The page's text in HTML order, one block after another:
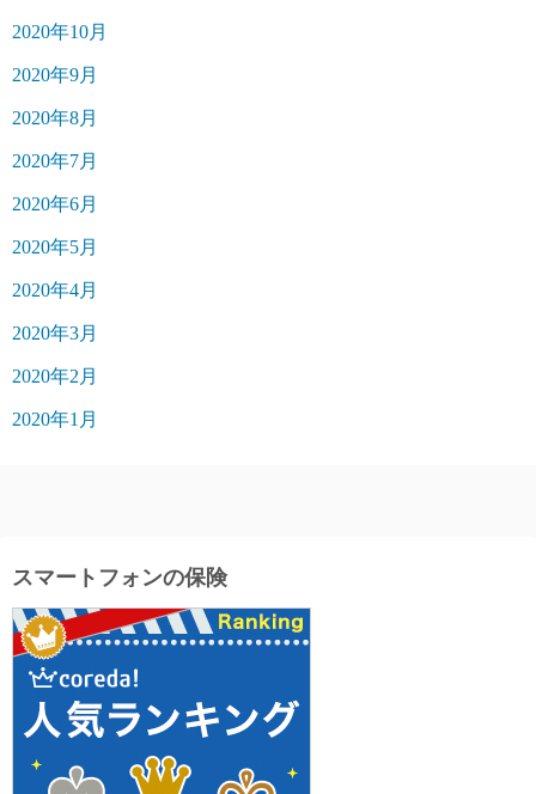
2020年10月
2020年9月
2020年8月
2020年7月
2020年6月
2020年5月
2020年4月
2020年3月
2020年2月
2020年1月
スマートフォンの保険